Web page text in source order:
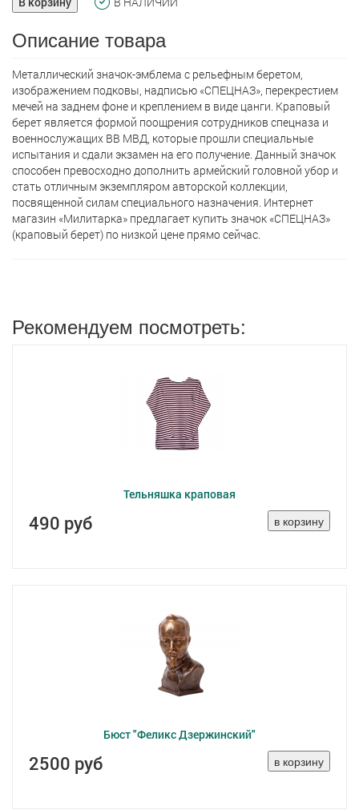
Описание товара
Металлический значок-эмблема с рельефным беретом,
изображением подковы, надписью «СПЕЦНАЗ», перекрестием
мечей на заднем фоне и креплением в виде цанги. Краповый
берет является формой поощрения сотрудников спецназа и
военнослужащих ВВ МВД, которые прошли специальные
испытания и сдали экзамен на его получение. Данный значок
способен превосходно дополнить армейский головной убор и
стать отличным экземпляром авторской коллекции,
посвященной силам специального назначения. Интернет
магазин «Милитарка» предлагает кyпить значок «СПЕЦНАЗ»
(краповый берет) по низкой цене прямо сейчас.
Рекомендуем посмотреть:
Тельняшка краповая
490 руб
Бюст "Феликс Дзержинский"
2500 руб